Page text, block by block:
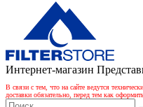
Интернет-магазин
В связи с тем, что на сайте ведутся
доставки обязательно, перед тем как